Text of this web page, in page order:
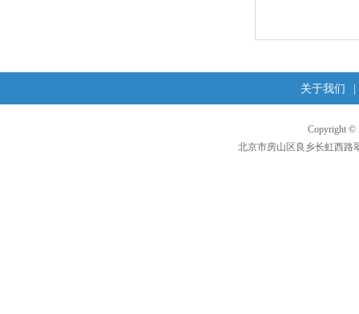
关于我们
Copyright ©
北京市房山区良乡长虹西路